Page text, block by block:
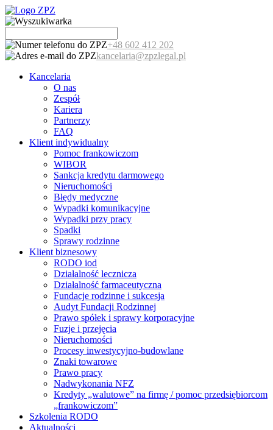
+48 602 412 202
kancelaria@zpzlegal.pl
Kancelaria
O nas
Zespół
Kariera
Partnerzy
FAQ
Klient indywidualny
Pomoc frankowiczom
WIBOR
Sankcja kredytu darmowego
Nieruchomości
Błędy medyczne
Wypadki komunikacyjne
Wypadki przy pracy
Spadki
Sprawy rodzinne
Klient biznesowy
RODO iod
Działalność lecznicza
Działalność farmaceutyczna
Fundacje rodzinne i sukcesja
Audyt Fundacji Rodzinnej
Prawo spółek i sprawy korporacyjne
Fuzje i przejęcia
Nieruchomości
Procesy inwestycyjno-budowlane
Znaki towarowe
Prawo pracy
Nadwykonania NFZ
Kredyty „walutowe” na firmę / pomoc przedsiębiorcom
„frankowiczom”
Szkolenia RODO
Aktualności